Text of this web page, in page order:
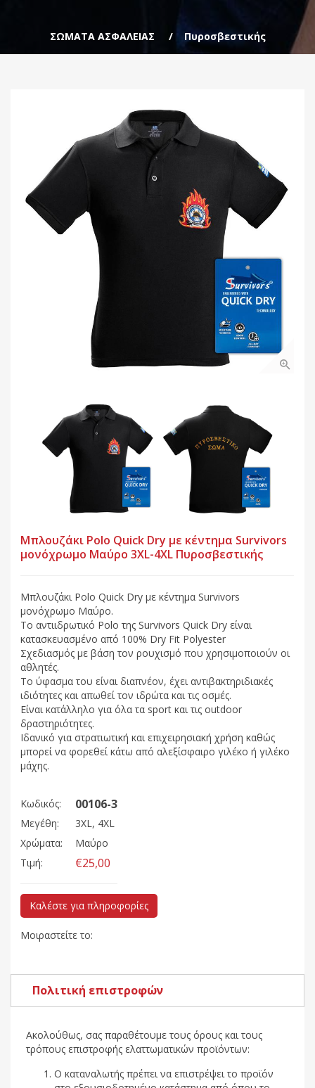
ΣΩΜΑΤΑ ΑΣΦΑΛΕΙΑΣ Πυροσβεστικής
Μπλουζάκι Polo Quick Dry με κέντημα Survivors
μονόχρωμο Μαύρο 3XL-4XL Πυροσβεστικής
Μπλουζάκι Polo Quick Dry με κέντημα Survivors
μονόχρωμο Μαύρο.
Το αντιιδρωτικό Polo της Survivors Quick Dry είναι
κατασκευασμένο από 100% Dry Fit Polyester
Σχεδιασμός με βάση τον ρουχισμό που χρησιμοποιούν οι
αθλητές.
Το ύφασμα του είναι διαπνέον, έχει αντιβακτηριδιακές
ιδιότητες και απωθεί τον ιδρώτα και τις οσμές.
Είναι κατάλληλο για όλα τα sport και τις outdoor
δραστηριότητες.
Ιδανικό για στρατιωτική και επιχειρησιακή χρήση καθώς
μπορεί να φορεθεί κάτω από αλεξίσφαιρο γιλέκο ή γιλέκο
μάχης.
Κωδικός: 00106-3
Μεγέθη:
3XL, 4XL
Χρώματα:
Μαύρο
Τιμή:
€25,00
Καλέστε για πληροφορίες
Μοιραστείτε το:
Πολιτική επιστροφών
Ακολούθως, σας παραθέτουμε τους όρους και τους
τρόπους επιστροφής ελαττωματικών προϊόντων:
Ο καταναλωτής πρέπει να επιστρέψει το προϊόν